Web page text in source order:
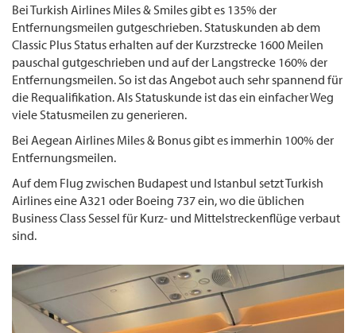
Bei Turkish Airlines Miles & Smiles gibt es 135% der
Entfernungsmeilen gutgeschrieben. Statuskunden ab dem
Classic Plus Status erhalten auf der Kurzstrecke 1600 Meilen
pauschal gutgeschrieben und auf der Langstrecke 160% der
Entfernungsmeilen. So ist das Angebot auch sehr spannend für
die Requalifikation. Als Statuskunde ist das ein einfacher Weg
viele Statusmeilen zu generieren.
Bei Aegean Airlines Miles & Bonus gibt es immerhin 100% der
Entfernungsmeilen.
Auf dem Flug zwischen Budapest und Istanbul setzt Turkish
Airlines eine A321 oder Boeing 737 ein, wo die üblichen
Business Class Sessel für Kurz- und Mittelstreckenflüge verbaut
sind.